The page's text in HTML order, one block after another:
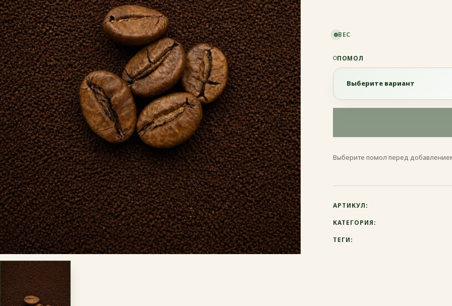
ВЕС
ПОМОЛ
Выберите вариант
Эспрессо
Френч-пресс
Гейзерная
Выберите помол перед
АРТИКУЛ:
КАТЕГОРИЯ:
ТЕГИ: